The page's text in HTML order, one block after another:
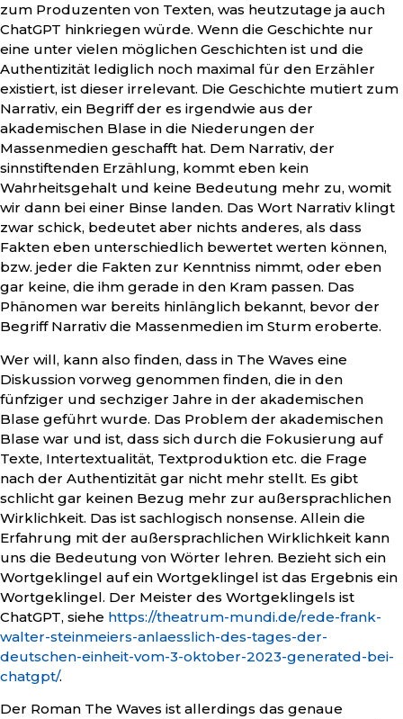
zum Produzenten von Texten, was heutzutage ja auch
ChatGPT hinkriegen würde. Wenn die Geschichte nur
eine unter vielen möglichen Geschichten ist und die
Authentizität lediglich noch maximal für den Erzähler
existiert, ist dieser irrelevant. Die Geschichte mutiert zum
Narrativ, ein Begriff der es irgendwie aus der
akademischen Blase in die Niederungen der
Massenmedien geschafft hat. Dem Narrativ, der
sinnstiftenden Erzählung, kommt eben kein
Wahrheitsgehalt und keine Bedeutung mehr zu, womit
wir dann bei einer Binse landen. Das Wort Narrativ klingt
zwar schick, bedeutet aber nichts anderes, als dass
Fakten eben unterschiedlich bewertet werten können,
bzw. jeder die Fakten zur Kenntniss nimmt, oder eben
gar keine, die ihm gerade in den Kram passen. Das
Phänomen war bereits hinlänglich bekannt, bevor der
Begriff Narrativ die Massenmedien im Sturm eroberte.
Wer will, kann also finden, dass in The Waves eine
Diskussion vorweg genommen finden, die in den
fünfziger und sechziger Jahre in der akademischen
Blase geführt wurde. Das Problem der akademischen
Blase war und ist, dass sich durch die Fokusierung auf
Texte, Intertextualität, Textproduktion etc. die Frage
nach der Authentizität gar nicht mehr stellt. Es gibt
schlicht gar keinen Bezug mehr zur außersprachlichen
Wirklichkeit. Das ist sachlogisch nonsense. Allein die
Erfahrung mit der außersprachlichen Wirklichkeit kann
uns die Bedeutung von Wörter lehren. Bezieht sich ein
Wortgeklingel auf ein Wortgeklingel ist das Ergebnis ein
Wortgeklingel. Der Meister des Wortgeklingels ist
ChatGPT, siehe https://theatrum-mundi.de/rede-frank-
walter-steinmeiers-anlaesslich-des-tages-der-
deutschen-einheit-vom-3-oktober-2023-generated-bei-
chatgpt/.
Der Roman The Waves ist allerdings das genaue